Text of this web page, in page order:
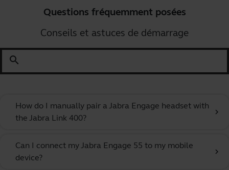
Questions fréquemment posées
Conseils et astuces de démarrage
search
How do I manually pair a Jabra Engage headset with
the Jabra Link 400?
chevron_right
Can I connect my Jabra Engage 55 to my mobile
device?
chevron_right